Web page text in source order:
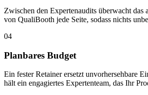
Zwischen den Expertenaudits überwacht das
von QualiBooth jede Seite, sodass nichts
04
Planbares Budget
Ein fester Retainer ersetzt unvorhersehbare
hält ein engagiertes Expertenteam, das Ihr